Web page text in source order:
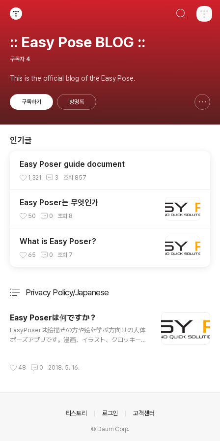
:: Easy Pose BLOG ::
구독자 4
This is the official blog of the Easy Pose.
구독하기 방명록
인기글
Easy Poser guide document
1,321 3 조회 857
Easy Poser는 무엇인가
50 0 조회 8
What is Easy Poser?
65 0 조회 7
Privacy Policy/Japanese
Easy Poserは何ですか？
EasyPoserは絵描きの方や絵を学ぶ方向けの人体
ポーズアプリです。漫画、イラスト、クロッキーな
EasyPoserはそんな方々のために開発されました。
認できます。 １．繊細な操作－EasyPoserは、す
べての関節を驚くほど簡単に操作出来ます。操作
している関節のハイライト機能、関節ごと操作状
48 0 2018. 5. 16.
티스토리 로그인 고객센터
© Daum Corp.